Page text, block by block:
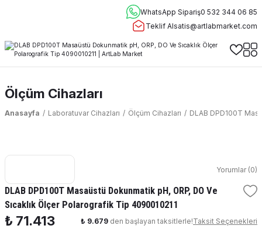
WhatsApp Sipariş0 532 344 06 85
Teklif Alsatis@artlabmarket.com
Ölçüm Cihazları
Anasayfa Laboratuvar Cihazları Ölçüm Cihazları DLAB DPD100T
Yorumlar (0)
DLAB DPD100T Masaüstü Dokunmatik pH, ORP, DO Ve
Sıcaklık Ölçer Polarografik Tip 4090010211
₺ 71.413 ₺ 9.679 den başlayan taksitlerle!Taksit Seçenekleri